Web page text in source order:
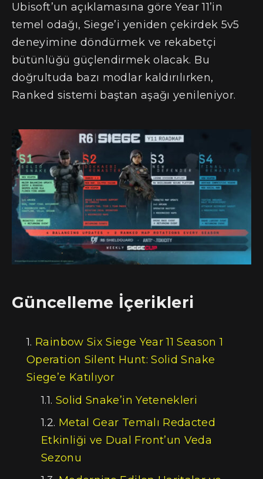
Ubisoft’un açıklamasına göre Year 11’in
temel odağı, Siege’i yeniden çekirdek 5v5
deneyimine döndürmek ve rekabetçi
bütünlüğü güçlendirmek olacak. Bu
doğrultuda bazı modlar kaldırılırken,
Ranked sistemi baştan aşağı yenileniyor.
Güncelleme İçerikleri
Rainbow Six Siege Year 11 Season 1
Operation Silent Hunt: Solid Snake
Siege’e Katılıyor
Solid Snake’in Yetenekleri
Metal Gear Temalı Redacted
Etkinliği ve Dual Front’un Veda
Sezonu